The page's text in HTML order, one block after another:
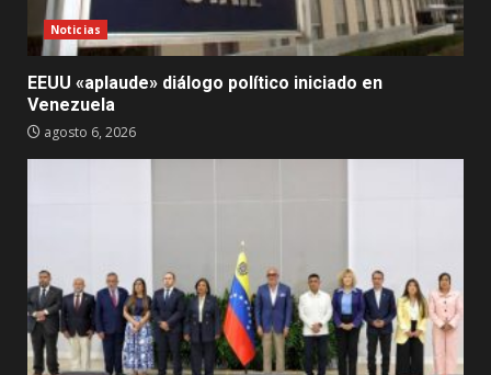
Noticias
EEUU «aplaude» diálogo político iniciado en
Venezuela
agosto 6, 2026